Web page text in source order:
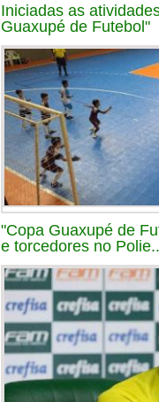
Iniciadas as
Guaxupé de Futebol"
"Copa Guaxupé de
e torcedores no